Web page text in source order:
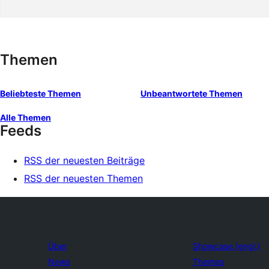
Themen
Beliebteste Themen Unbeantwortete Themen
Alle Themen
Feeds
RSS der neuesten Beiträge
RSS der neuesten Themen
Über
News
Showcase (engl.)
Themes